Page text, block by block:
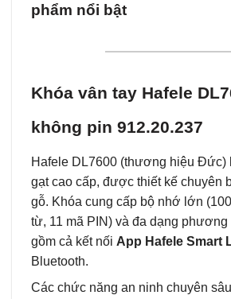
phẩm nổi bật
Khóa vân tay Hafele
không pin 912.20.237
Hafele DL7600 (thương hiệu Đức)
gạt cao cấp, được thiết kế chuyên
gỗ. Khóa cung cấp bộ nhớ lớn
từ, 11 mã PIN) và đa dạng
gồm cả kết nối App Hafele Smart
Bluetooth.
Các chức năng an ninh chuyên